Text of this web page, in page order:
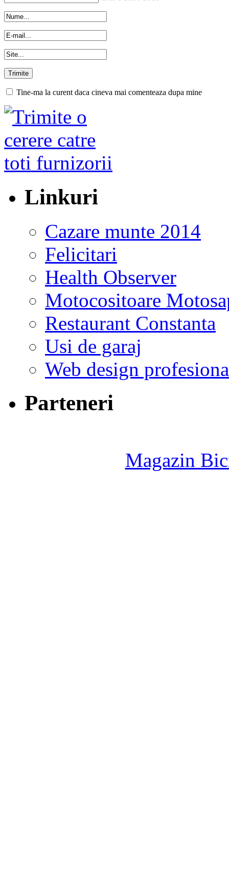
Tine-ma la curent daca cineva mai comenteaza dupa mine
Linkuri
Cazare munte 2014
Felicitari
Health Observer
Motocositoare
Restaurant Constanta
Usi de garaj
Web design
Parteneri
Magazin